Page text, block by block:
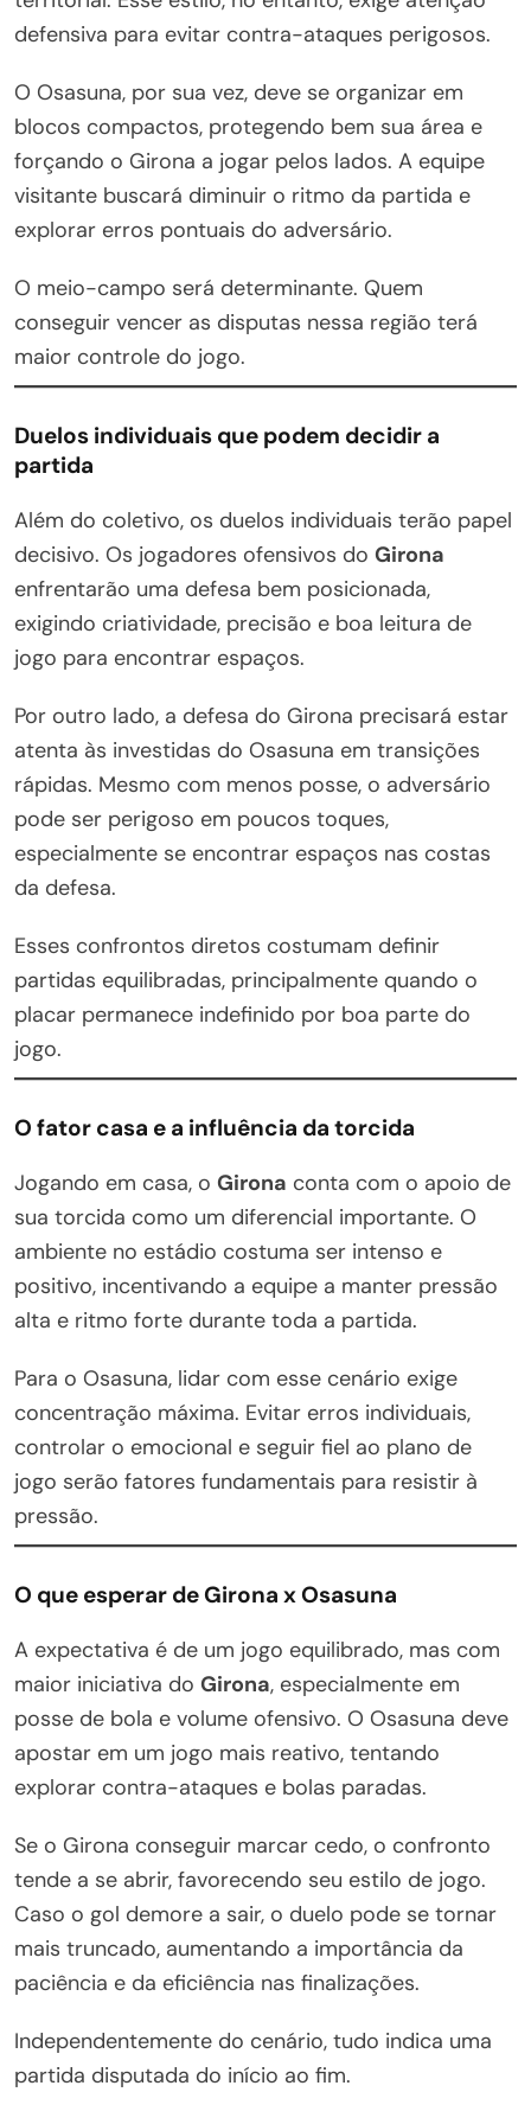
defensiva para evitar contra-ataques perigosos.
O Osasuna, por sua vez, deve se organizar em
blocos compactos, protegendo bem sua área e
forçando o Girona a jogar pelos lados. A equipe
visitante buscará diminuir o ritmo da partida e
explorar erros pontuais do adversário.
O meio-campo será determinante. Quem
conseguir vencer as disputas nessa região terá
maior controle do jogo.
Duelos individuais que podem decidir a
partida
Além do coletivo, os duelos individuais terão papel
decisivo. Os jogadores ofensivos do Girona
enfrentarão uma defesa bem posicionada,
exigindo criatividade, precisão e boa leitura de
jogo para encontrar espaços.
Por outro lado, a defesa do Girona precisará estar
atenta às investidas do Osasuna em transições
rápidas. Mesmo com menos posse, o adversário
pode ser perigoso em poucos toques,
especialmente se encontrar espaços nas costas
da defesa.
Esses confrontos diretos costumam definir
partidas equilibradas, principalmente quando o
placar permanece indefinido por boa parte do
jogo.
O fator casa e a influência da torcida
Jogando em casa, o Girona conta com o apoio de
sua torcida como um diferencial importante. O
ambiente no estádio costuma ser intenso e
positivo, incentivando a equipe a manter pressão
alta e ritmo forte durante toda a partida.
Para o Osasuna, lidar com esse cenário exige
concentração máxima. Evitar erros individuais,
controlar o emocional e seguir fiel ao plano de
jogo serão fatores fundamentais para resistir à
pressão.
O que esperar de Girona x Osasuna
A expectativa é de um jogo equilibrado, mas com
maior iniciativa do Girona, especialmente em
posse de bola e volume ofensivo. O Osasuna deve
apostar em um jogo mais reativo, tentando
explorar contra-ataques e bolas paradas.
Se o Girona conseguir marcar cedo, o confronto
tende a se abrir, favorecendo seu estilo de jogo.
Caso o gol demore a sair, o duelo pode se tornar
mais truncado, aumentando a importância da
paciência e da eficiência nas finalizações.
Independentemente do cenário, tudo indica uma
partida disputada do início ao fim.